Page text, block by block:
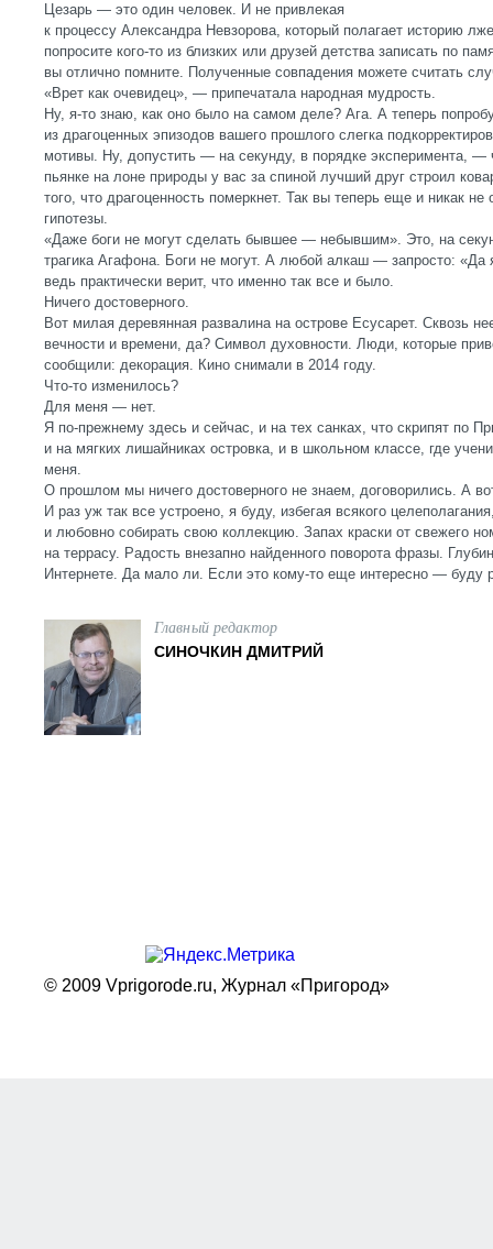
Цезарь — это один человек. И не привлекая
к процессу Александра Невзорова, который полагает историю
попросите кого-то из близких или друзей детства записать по
вы отлично помните. Полученные совпадения можете считать
«Врет как очевидец», — припечатала народная мудрость.
Ну, я-то знаю, как оно было на самом деле? Ага. А теперь
из драгоценных эпизодов вашего прошлого слегка
мотивы. Ну, допустить — на секунду, в порядке эксперимента, —
пьянке на лоне природы у вас за спиной лучший друг строил
того, что драгоценность померкнет. Так вы теперь еще и никак не
гипотезы.
«Даже боги не могут сделать бывшее — небывшим». Это, на
трагика Агафона. Боги не могут. А любой алкаш — запросто: «Да
ведь практически верит, что именно так все и было.
Ничего достоверного.
Вот милая деревянная развалина на острове Есусарет. Сквозь
вечности и времени, да? Символ духовности. Люди, которые
сообщили: декорация. Кино снимали в 2014 году.
Что-то изменилось?
Для меня — нет.
Я по-прежнему здесь и сейчас, и на тех санках, что скрипят по
и на мягких лишайниках островка, и в школьном классе, где
меня.
О прошлом мы ничего достоверного не знаем, договорились. А
И раз уж так все устроено, я буду, избегая всякого
и любовно собирать свою коллекцию. Запах краски от свежего
на террасу. Радость внезапно найденного поворота фразы.
Интернете. Да мало ли. Если это кому-то еще интересно — буду
Главный редактор
СИНОЧКИН ДМИТРИЙ
© 2009 Vprigorode.ru, Журнал «Пригород»